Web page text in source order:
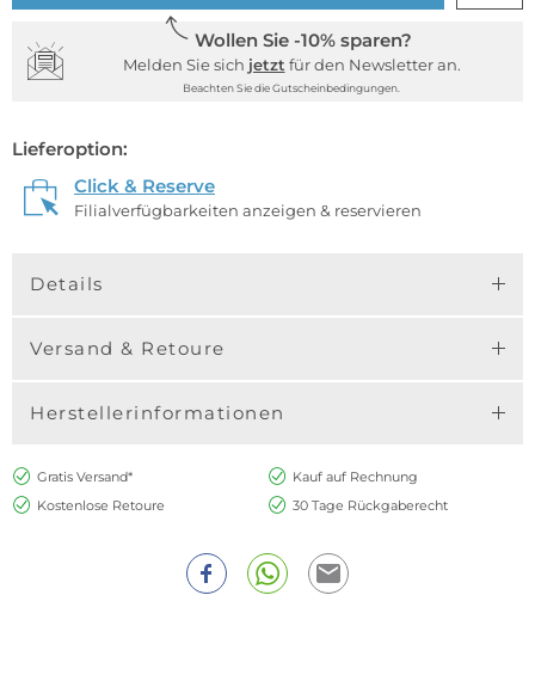
Wollen Sie -10% sparen?
Melden Sie sich jetzt für den Newsletter an.
Beachten Sie die Gutscheinbedingungen.
Lieferoption:
Click & Reserve
Filialverfügbarkeiten anzeigen & reservieren
Details
Versand & Retoure
Herstellerinformationen
Gratis Versand*
Kauf auf Rechnung
Kostenlose Retoure
30 Tage Rückgaberecht